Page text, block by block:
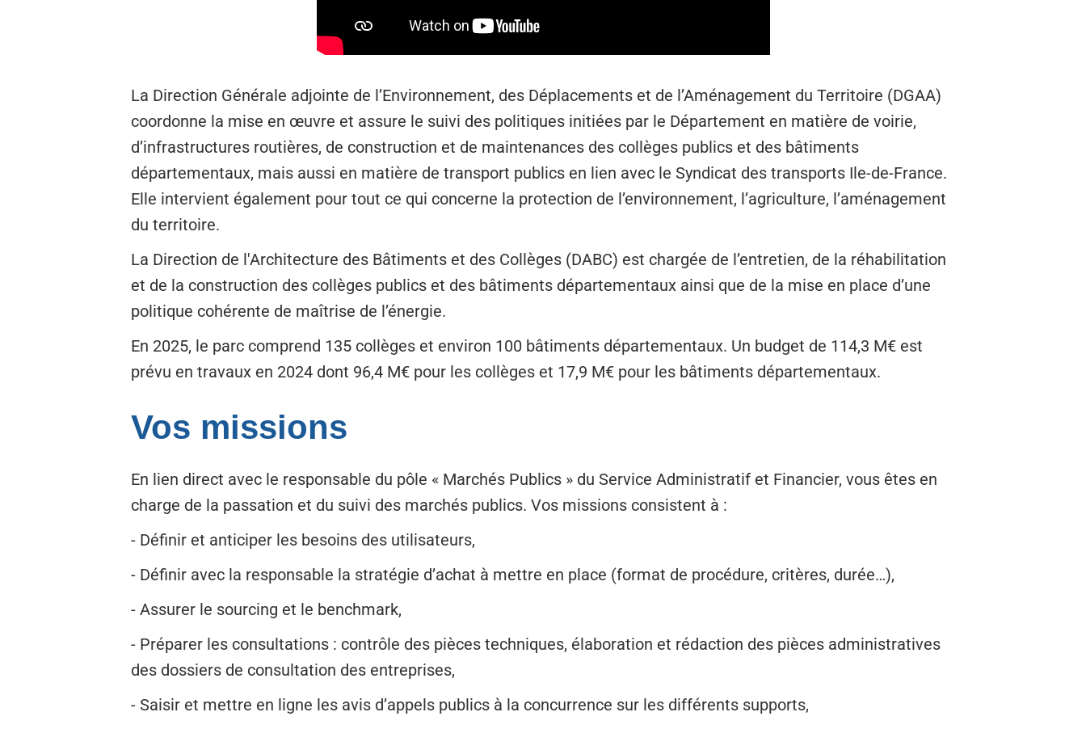
La Direction Générale adjointe de l’Environnement, des Déplacements et de l’Aménagement du Territoire (DGAA)
coordonne la mise en œuvre et assure le suivi des politiques initiées par le Département en matière de voirie,
d’infrastructures routières, de construction et de maintenances des collèges publics et des bâtiments
départementaux, mais aussi en matière de transport publics en lien avec le Syndicat des transports Ile-de-France.
Elle intervient également pour tout ce qui concerne la protection de l’environnement, l’agriculture, l’aménagement
du territoire.
La Direction de l'Architecture des Bâtiments et des Collèges (DABC) est chargée de l’entretien, de la réhabilitation
et de la construction des collèges publics et des bâtiments départementaux ainsi que de la mise en place d’une
politique cohérente de maîtrise de l’énergie.
En 2025, le parc comprend 135 collèges et environ 100 bâtiments départementaux. Un budget de 114,3 M€ est
prévu en travaux en 2024 dont 96,4 M€ pour les collèges et 17,9 M€ pour les bâtiments départementaux.
Vos missions
En lien direct avec le responsable du pôle « Marchés Publics » du Service Administratif et Financier, vous êtes en
charge de la passation et du suivi des marchés publics. Vos missions consistent à :
- Définir et anticiper les besoins des utilisateurs,
- Définir avec la responsable la stratégie d’achat à mettre en place (format de procédure, critères, durée…),
- Assurer le sourcing et le benchmark,
- Préparer les consultations : contrôle des pièces techniques, élaboration et rédaction des pièces administratives
des dossiers de consultation des entreprises,
- Saisir et mettre en ligne les avis d’appels publics à la concurrence sur les différents supports,